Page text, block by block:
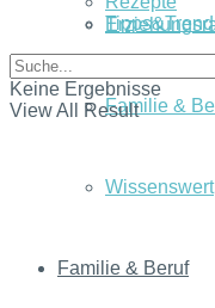
Familie &
Wissenswert
Familie & Beruf
Keine Ergebnisse
View All Result